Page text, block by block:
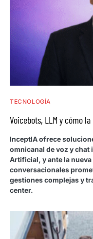
TECNOLOGÍA
Voicebots, LLM y cómo
InceptIA ofrece
omnicanal de voz y
Artificial, y ante la
conversacionales
gestiones complejas y
center.